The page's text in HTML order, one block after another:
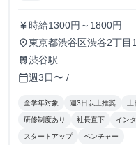
currency_yen 時給1300円～1800円
place東京都渋谷区渋谷2丁
train渋谷駅
calendar_today週3日〜 /
全学年対象 週3日以上推奨 土
研修制度あり 社長直下 イン
スタートアップ ベンチャー